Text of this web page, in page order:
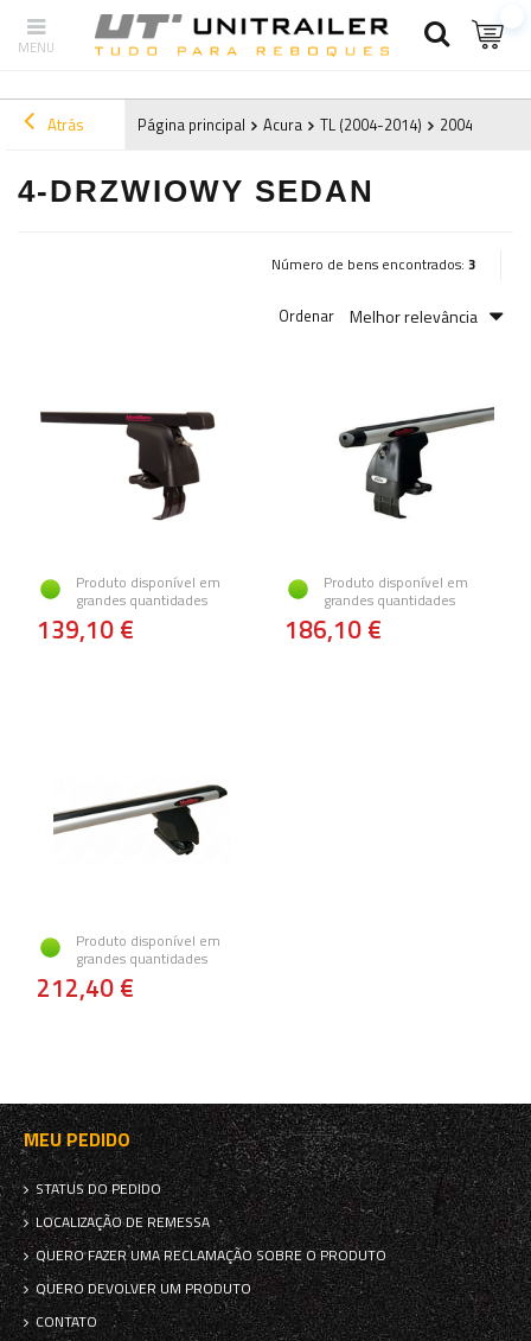
Atrás Página principal Acura TL (2004-2014) 2004
4-DRZWIOWY SEDAN
Número de bens encontrados: 3
Ordenar Melhor relevância
Produto disponível em
grandes quantidades
139,10 €
Produto disponível em
grandes quantidades
186,10 €
Produto disponível em
grandes quantidades
212,40 €
MEU PEDIDO
STATUS DO PEDIDO
LOCALIZAÇÃO DE REMESSA
QUERO FAZER UMA RECLAMAÇÃO SOBRE O PRODUTO
QUERO DEVOLVER UM PRODUTO
CONTATO